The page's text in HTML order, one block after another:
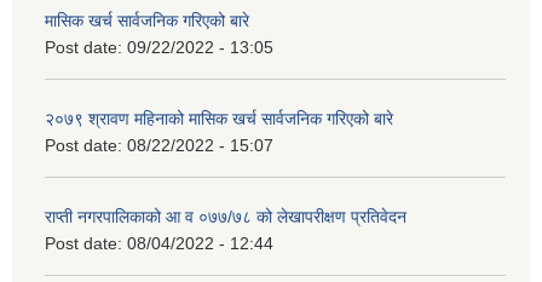
मासिक खर्च सार्वजनिक गरिएको बारे
Post date: 09/22/2022 - 13:05
२०७९ श्रावण महिनाको मासिक खर्च सार्वजनिक गरिएको बारे
Post date: 08/22/2022 - 15:07
राप्ती नगरपालिकाको आ व ०७७/७८ को लेखापरीक्षण प्रतिवेदन
Post date: 08/04/2022 - 12:44